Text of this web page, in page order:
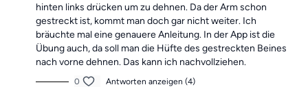
hinten links drücken um zu dehnen. Da der Arm schon
gestreckt ist, kommt man doch gar nicht weiter. Ich
bräuchte mal eine genauere Anleitung. In der App ist die
Übung auch, da soll man die Hüfte des gestreckten Beines
nach vorne dehnen. Das kann ich nachvollziehen.
0 Antworten anzeigen (4)